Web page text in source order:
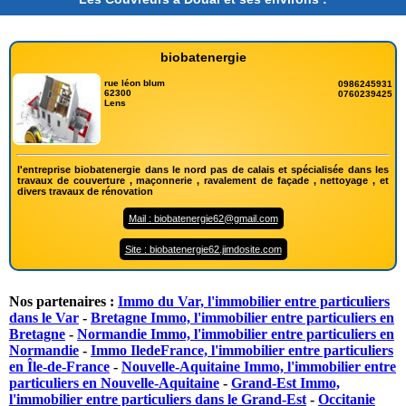
biobatenergie
rue léon blum
62300
Lens
0986245931
0760239425
l'entreprise biobatenergie dans le nord pas de calais et spécialisée dans les
travaux de couverture , maçonnerie , ravalement de façade , nettoyage , et
divers travaux de rénovation
Mail : biobatenergie62@gmail.com
Site : biobatenergie62.jimdosite.com
Nos partenaires : Immo du Var, l'immobilier entre particuliers
dans le Var - Bretagne Immo, l'immobilier entre particuliers en
Bretagne - Normandie Immo, l'immobilier entre particuliers en
Normandie - Immo IledeFrance, l'immobilier entre particuliers
en Île-de-France - Nouvelle-Aquitaine Immo, l'immobilier entre
particuliers en Nouvelle-Aquitaine - Grand-Est Immo,
l'immobilier entre particuliers dans le Grand-Est - Occitanie